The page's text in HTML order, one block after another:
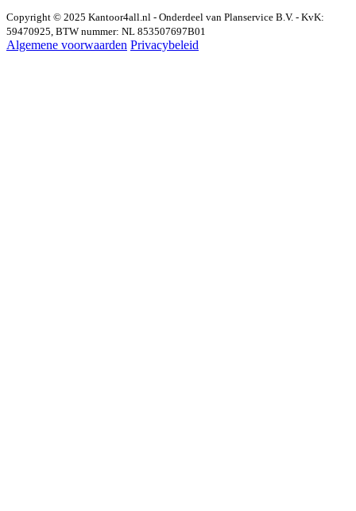
Copyright © 2025 Kantoor4all.nl - Onderdeel van Planservice B.V. - KvK:
59470925, BTW nummer: NL 853507697B01
Algemene voorwaarden Privacybeleid